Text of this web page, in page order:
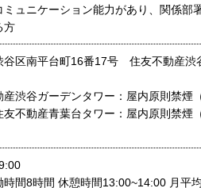
ミュニケーション能力があり、関係部
方
谷区南平台町16番17号 住友不動産渋
産渋谷ガーデンタワー：屋内原則禁煙
友不動産青葉台タワー：屋内原則禁煙
時間8時間 休憩時間13:00~14:00 月平